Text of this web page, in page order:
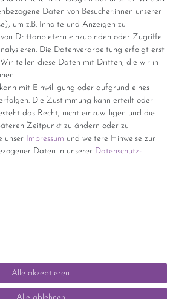
Daten von Besucher:innen unserer
um z.B. Inhalte und Anzeigen zu
Drittanbietern einzubinden oder Zugriffe
Die Datenverarbeitung erfolgt erst
teilen diese Daten mit Dritten, die wir in
mit Einwilligung oder aufgrund eines
Die Zustimmung kann erteilt oder
das Recht, nicht einzuwilligen und die
Zeitpunkt zu ändern oder zu
unser Impressum und weitere Hinweise zur
Daten in unserer Daten­schutz­
Alle akzeptieren
oder DHL (8,49 Euro ) inkl. MwSt.
Euro Warenwert (innerhalb
Versandkosten
im Schrank? Gerne kaufen wir dieses an.
anfordern.
(Dieser Artikel unterliegt gem. § 25a
ein Ausweis der
auf der Rechnung erfolgt nicht.)
widerrufen Kontakt